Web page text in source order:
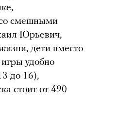
смешными
Юрьевич,
дети вместо
удобно
до 16),
стоит от 490